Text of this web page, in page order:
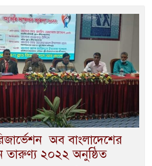
অব বাংলাদেশের
তারুণ্য ২০২২ অনুষ্ঠিত